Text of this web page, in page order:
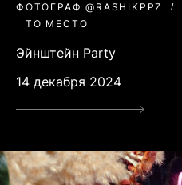
ФОТОГРАФ @RASHIKPPZ
ТО МЕСТО
Эйнштейн Party
14 декабря 2024